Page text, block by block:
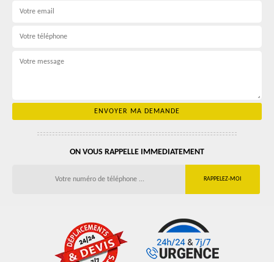
ON VOUS RAPPELLE IMMEDIATEMENT